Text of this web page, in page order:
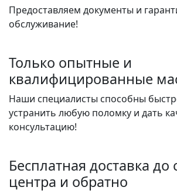
Предоставляем документы и
обслуживание!
Только опытные и
квалифицированные
Наши специалисты способны
устранить любую поломку и дать
консультацию!
Бесплатная доставка до
центра и обратно